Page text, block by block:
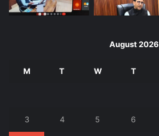
August 2026
M T W T
3 4 5 6